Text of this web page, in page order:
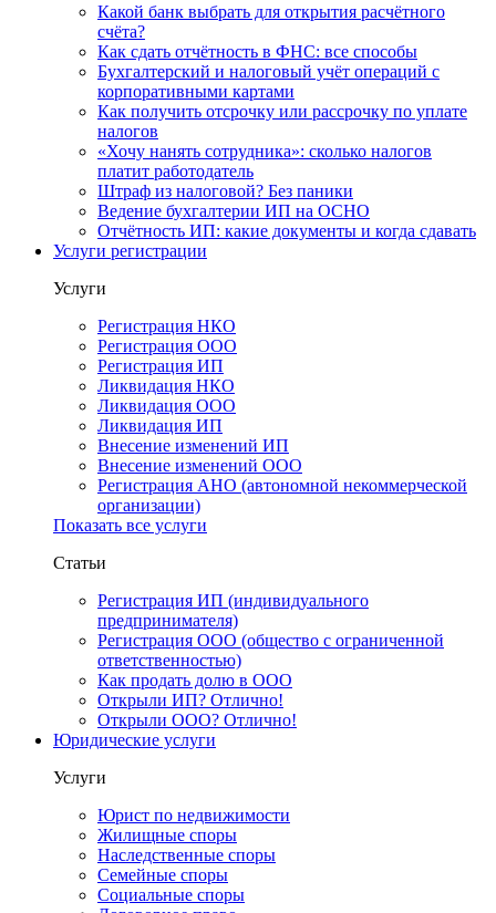
Какой банк выбрать для открытия расчётного
счёта?
Как сдать отчётность в ФНС: все способы
Бухгалтерский и налоговый учёт операций с
корпоративными картами
Как получить отсрочку или рассрочку по уплате
налогов
«Хочу нанять сотрудника»: сколько налогов
платит работодатель
Штраф из налоговой? Без паники
Ведение бухгалтерии ИП на ОСНО
Отчётность ИП: какие документы и когда сдавать
Услуги регистрации
Услуги
Регистрация НКО
Регистрация ООО
Регистрация ИП
Ликвидация НКО
Ликвидация ООО
Ликвидация ИП
Внесение изменений ИП
Внесение изменений ООО
Регистрация АНО (автономной некоммерческой
организации)
Показать все услуги
Статьи
Регистрация ИП (индивидуального
предпринимателя)
Регистрация ООО (общество с ограниченной
ответственностью)
Как продать долю в ООО
Открыли ИП? Отлично!
Открыли ООО? Отлично!
Юридические услуги
Услуги
Юрист по недвижимости
Жилищные споры
Наследственные споры
Семейные споры
Социальные споры